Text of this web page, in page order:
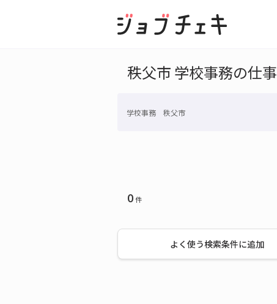
秩父市 学校事務の仕事
学校事務 秩父市
0件
よく使う検索条件に追加